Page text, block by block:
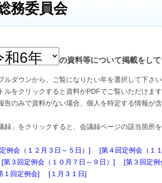
務委員会
の資料等について掲載をして
ルダウンから、ご覧になりたい年を選択して下さい
ルをクリックすると資料がPDFでご覧いただけます
告のみで資料がない場合、個人を特定する情報
録」をクリックすると、会議録ページの該当箇所
例会（１２月３日～５日）] [第４回定例会（１
[第３回定例会（１０月７日～９日）] [第３回定
１回定例会] [１月３１日]